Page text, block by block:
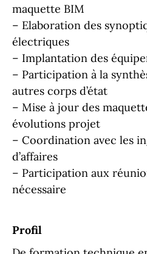
maquette BIM
– Elaboration des
électriques
– Implantation des
– Participation à la
autres corps d’état
– Mise à jour des
évolutions projet
– Coordination avec les
d’affaires
– Participation aux
nécessaire
Profil